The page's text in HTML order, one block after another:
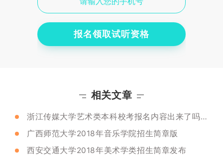
报名领取试听资格
相关文章
浙江传媒大学艺术类本科校考报名内容出来了吗？详细的事项有哪些？
广西师范大学2018年音乐学院招生简章版
西安交通大学2018年美术学类招生简章发布